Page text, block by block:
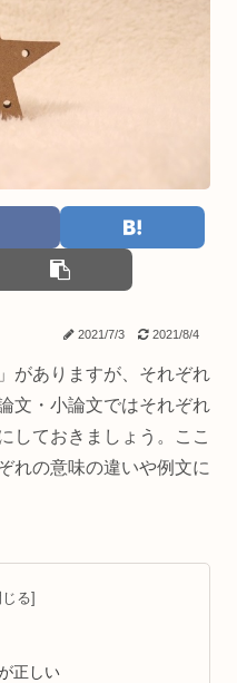
2021/7/3 2021/8/4
がありますが、それぞれ
文・小論文ではそれぞれ
しておきましょう。ここ
れの意味の違いや例文に
正しい